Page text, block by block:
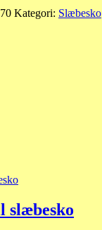
Kategori: Slæbesko
slæbesko